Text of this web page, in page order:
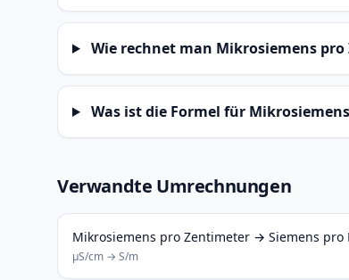
Wie rechnet man Mikrosiemens
Was ist die Formel für
Verwandte Umrechnungen
Mikrosiemens pro Zentimeter → Siemens pro
μS/cm → S/m